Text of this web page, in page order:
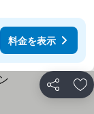
料金を表示
シェア お